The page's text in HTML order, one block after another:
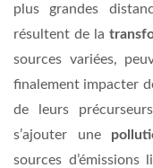
plus grandes
résultent de la
sources variées,
finalement impacter
de leurs
s’ajouter une
sources